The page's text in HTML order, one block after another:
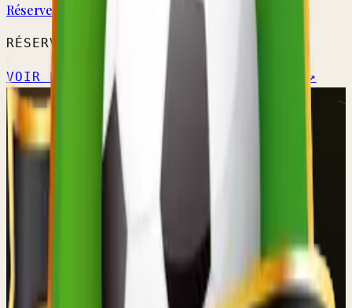
Réserve A
RÉSERVE PROVINCIALE
VOIR L'ÉQUIPE → CALENDRIER OFFICIEL ↗